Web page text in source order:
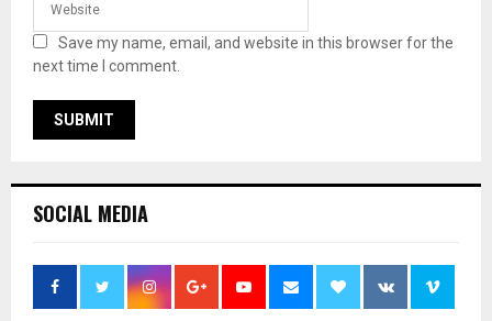
Save my name, email, and website in this browser for the
next time I comment.
SOCIAL MEDIA